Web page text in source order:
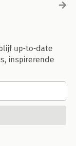
up-to-date
inspirerende